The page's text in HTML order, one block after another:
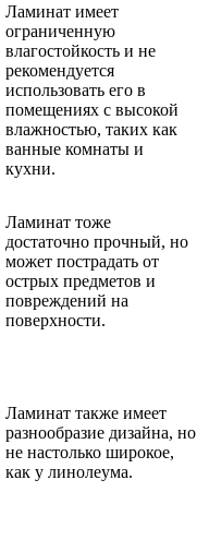
Ламинат имеет
ограниченную
влагостойкость и не
рекомендуется
использовать его в
помещениях с высокой
влажностью, таких как
ванные комнаты и
кухни.
Ламинат тоже
достаточно прочный, но
может пострадать от
острых предметов и
повреждений на
поверхности.
Ламинат также имеет
разнообразие дизайна, но
не настолько широкое,
как у линолеума.